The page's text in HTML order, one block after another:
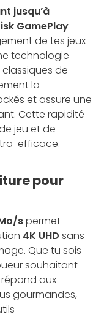
jusqu’à
GamePlay
de tes jeux
technologie
de
la
et assure une
Cette rapidité
jeu et de
efficace.
pour
spermet
4K UHD sans
Que tu sois
souhaitant
aux
gourmandes,